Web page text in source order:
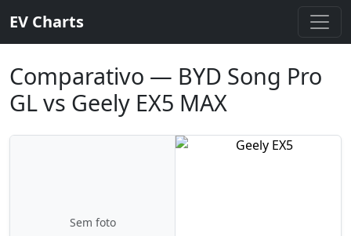
EV Charts
Comparativo — BYD Song Pro
GL vs Geely EX5 MAX
Sem foto